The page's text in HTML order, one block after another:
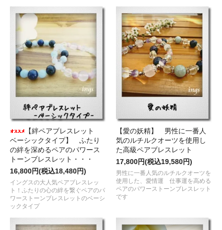
【絆ペアブレスレット
ベーシックタイプ】 ふたり
の絆を深めるペアのパワース
トーンブレスレット・・・
16,800円(税込18,480円)
イングスの大人気ペアブレスレッ
ト！ふたりの心の絆を繋ぐペアのパ
ワーストーンブレスレットのベーシ
ックタイプ
【愛の妖精】 男性に一番人
気のルチルクオーツを使用し
た高級ペアブレスレット
17,800円(税込19,580円)
男性に一番人気のルチルクオーツを
使用した、愛情運 仕事運を高める
ペアのパワーストーンブレスレット
です